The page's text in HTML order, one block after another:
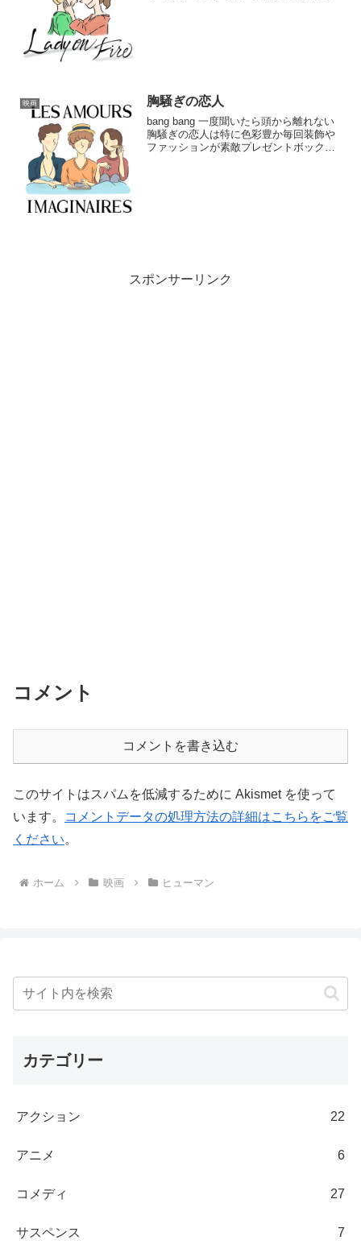
映画 胸騒ぎの恋人
bang bang 一度聞いたら頭から離れない
胸騒ぎの恋人は特に色彩豊か毎回装飾や
ファッションが素敵プレゼントボックス
スポンサーリンク
コメント
コメントを書き込む
このサイトはスパムを低減するために Akismet を使って
います。
コメントデータの処理方法の詳細はこちらをご覧
ください。
ホーム 映画 ヒューマン
カテゴリー
アクション 22
アニメ 6
コメディ 27
サスペンス 7